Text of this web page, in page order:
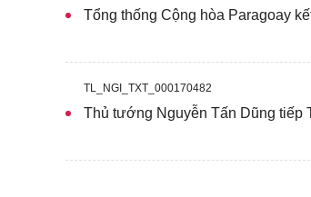
Tổng thống Cộng hòa Paragoay
TL_NGI_TXT_000170482
Thủ tướng Nguyễn Tấn Dũng tiếp